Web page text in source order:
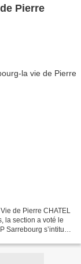
Pierre
de Pierre CHATEL
la section a voté le
Sarrebourg s’intitule,